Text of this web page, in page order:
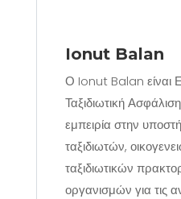
Ionut Balan
Ο Ionut Balan είναι
Ταξιδιωτική
εμπειρία στην
ταξιδιωτών,
ταξιδιωτικών
οργανισμών για τις